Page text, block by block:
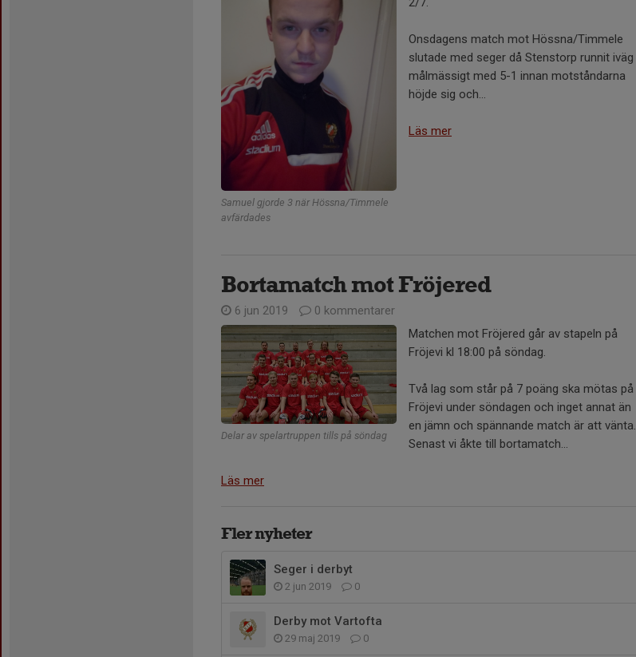
Samuel gjorde 3 när Hössna/Timmele
avfärdades
Onsdagens match mot Hössna/Timmele
slutade med seger då Stenstorp runnit iväg
målmässigt med 5-1 innan motståndarna
höjde sig och...
Läs mer
Bortamatch mot Fröjered
6 jun 2019 0 kommentarer
Delar av spelartruppen tills på söndag
Matchen mot Fröjered går av stapeln på
Fröjevi kl 18:00 på söndag.
Två lag som står på 7 poäng ska mötas på
Fröjevi under söndagen och inget annat än
en jämn och spännande match är att vänta.
Senast vi åkte till bortamatch...
Läs mer
Fler nyheter
Seger i derbyt
2 jun 2019 0
Derby mot Vartofta
29 maj 2019 0